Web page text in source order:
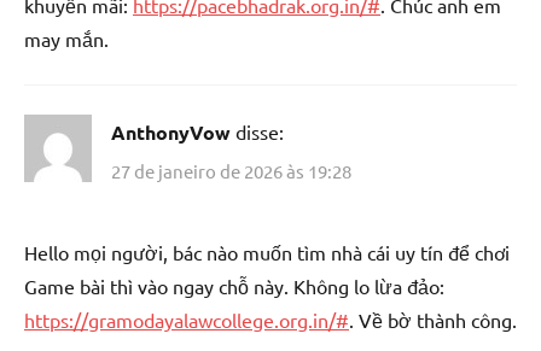
khuyến mãi: https://pacebhadrak.org.in/#. Chúc anh em
may mắn.
AnthonyVow disse:
27 de janeiro de 2026 às 19:28
Hello mọi người, bác nào muốn tìm nhà cái uy tín để chơi
Game bài thì vào ngay chỗ này. Không lo lừa đảo:
https://gramodayalawcollege.org.in/# . Về bờ thành công.